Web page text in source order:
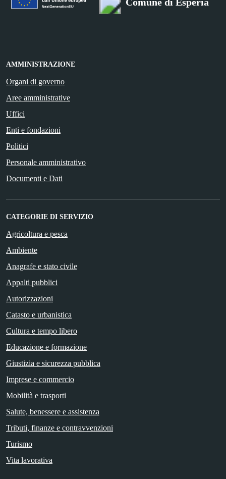
AMMINISTRAZIONE
Organi di governo
Aree amministrative
Uffici
Enti e fondazioni
Politici
Personale amministrativo
Documenti e Dati
CATEGORIE DI SERVIZIO
Agricoltura e pesca
Ambiente
Anagrafe e stato civile
Appalti pubblici
Autorizzazioni
Catasto e urbanistica
Cultura e tempo libero
Educazione e formazione
Giustizia e sicurezza pubblica
Imprese e commercio
Mobilità e trasporti
Salute, benessere e assistenza
Tributi, finanze e contravvenzioni
Turismo
Vita lavorativa